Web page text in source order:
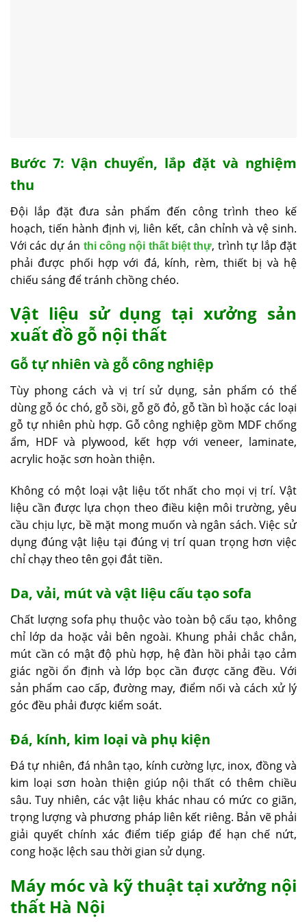
Bước 7: Vận chuyển, lắp đặt và nghiệm
thu
Đội lắp đặt đưa sản phẩm đến công trình theo kế
hoạch, tiến hành định vị, liên kết, cân chỉnh và vệ sinh.
Với các dự án thi công nội thất biệt thự, trình tự lắp đặt
phải được phối hợp với đá, kính, rèm, thiết bị và hệ
chiếu sáng để tránh chồng chéo.
Vật liệu sử dụng tại xưởng sản
xuất đồ gỗ nội thất
Gỗ tự nhiên và gỗ công nghiệp
Tùy phong cách và vị trí sử dụng, sản phẩm có thể
dùng gỗ óc chó, gỗ sồi, gỗ gõ đỏ, gỗ tần bì hoặc các loại
gỗ tự nhiên phù hợp. Gỗ công nghiệp gồm MDF chống
ẩm, HDF và plywood, kết hợp với veneer, laminate,
acrylic hoặc sơn hoàn thiện.
Không có một loại vật liệu tốt nhất cho mọi vị trí. Vật
liệu cần được lựa chọn theo điều kiện môi trường, yêu
cầu chịu lực, bề mặt mong muốn và ngân sách. Việc sử
dụng đúng vật liệu tại đúng vị trí quan trọng hơn việc
chỉ chạy theo tên gọi đắt tiền.
Da, vải, mút và vật liệu cấu tạo sofa
Chất lượng sofa phụ thuộc vào toàn bộ cấu tạo, không
chỉ lớp da hoặc vải bên ngoài. Khung phải chắc chắn,
mút cần có mật độ phù hợp, hệ đàn hồi phải tạo cảm
giác ngồi ổn định và lớp bọc cần được căng đều. Với
sản phẩm cao cấp, đường may, điểm nối và cách xử lý
góc đều phải được kiểm soát.
Đá, kính, kim loại và phụ kiện
Đá tự nhiên, đá nhân tạo, kính cường lực, inox, đồng và
kim loại sơn hoàn thiện giúp nội thất có thêm chiều
sâu. Tuy nhiên, các vật liệu khác nhau có mức co giãn,
trọng lượng và phương pháp liên kết riêng. Bản vẽ phải
giải quyết chính xác điểm tiếp giáp để hạn chế nứt,
cong hoặc lệch sau thời gian sử dụng.
Máy móc và kỹ thuật tại xưởng nội
thất Hà Nội